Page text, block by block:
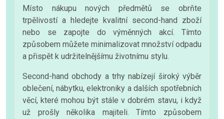
Místo nákupu nových předmětů se obrňte
trpělivostí a hledejte kvalitní second-hand zboží
nebo se zapojte do výměnných akcí. Tímto
způsobem můžete minimalizovat množství odpadu
a přispět k udržitelnějšímu životnímu stylu.
Second-hand obchody a trhy nabízejí široký výběr
oblečení, nábytku, elektroniky a dalších spotřebních
věcí, které mohou být stále v dobrém stavu, i když
už prošly několika majiteli. Tímto způsobem